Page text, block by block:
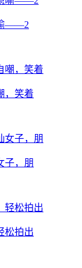
——2
，笑着
子，朋
松拍出